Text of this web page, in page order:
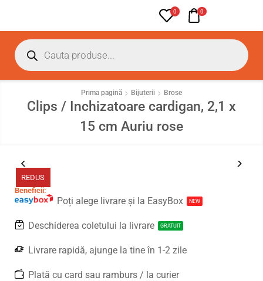
0 0
Prima pagină Bijuterii Brose
Clips / Inchizatoare cardigan, 2,1 x
15 cm Auriu rose
REDUS
Beneficii:
Poți alege livrare și la EasyBox NEW
Deschiderea coletului la livrare GRATUIT
Livrare rapidă, ajunge la tine în 1-2 zile
Plată cu card sau ramburs / la curier